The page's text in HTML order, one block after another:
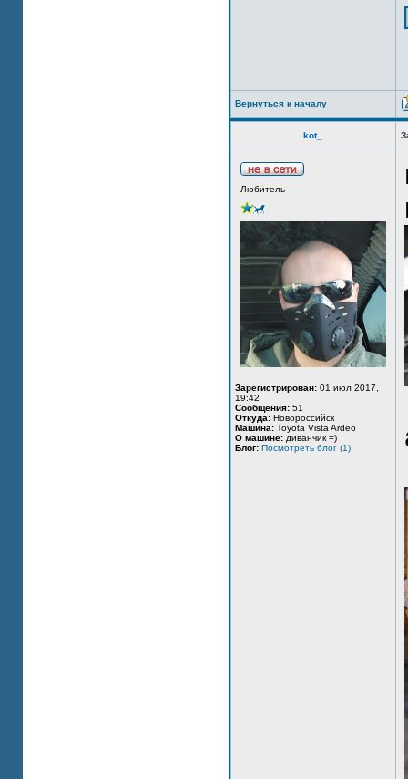
Вернуться к началу
kot_
Любитель
Зарегистрирован: 01 июл 2017,
19:42
Сообщения: 51
Откуда: Новороссийск
Машина: Toyota Vista Ardeo
О машине: диванчик =)
Блог: Посмотреть блог (1)